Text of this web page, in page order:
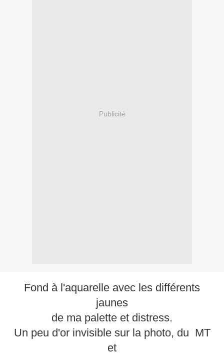
Publicité
Fond à l'aquarelle avec les différents
jaunes
de ma palette et distress.
Un peu d'or invisible sur la photo, du MT
et